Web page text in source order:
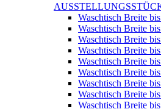
Waschtisch Breite
Waschtisch Breite
Waschtisch Breite
Waschtisch Breite
Waschtisch Breite
Waschtisch Breite
Waschtisch Breite
Waschtisch Breite
Waschtisch Breite